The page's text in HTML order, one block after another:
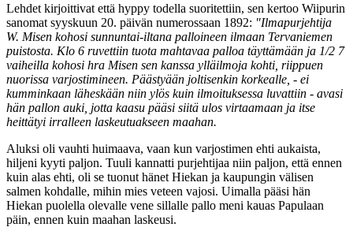
Lehdet kirjoittivat että hyppy todella suoritettiin, sen kertoo Wiipurin
sanomat syyskuun 20. päivän numerossaan 1892: "Ilmapurjehtija
W. Misen kohosi sunnuntai-iltana palloineen ilmaan Tervaniemen
puistosta. Klo 6 ruvettiin tuota mahtavaa palloa täyttämään ja 1/2 7
vaiheilla kohosi hra Misen sen kanssa ylläilmoja kohti, riippuen
nuorissa varjostimineen. Päästyään joltisenkin korkealle, - ei
kumminkaan läheskään niin ylös kuin ilmoituksessa luvattiin - avasi
hän pallon auki, jotta kaasu pääsi siitä ulos virtaamaan ja itse
heittätyi irralleen laskeutuakseen maahan.
Aluksi oli vauhti huimaava, vaan kun varjostimen ehti aukaista,
hiljeni kyyti paljon. Tuuli kannatti purjehtijaa niin paljon, että ennen
kuin alas ehti, oli se tuonut hänet Hiekan ja kaupungin välisen
salmen kohdalle, mihin mies veteen vajosi. Uimalla pääsi hän
Hiekan puolella olevalle vene sillalle pallo meni kauas Papulaan
päin, ennen kuin maahan laskeusi.